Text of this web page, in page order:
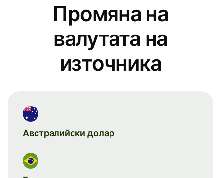
Промяна на
валутата на
източника
Австралийски долар